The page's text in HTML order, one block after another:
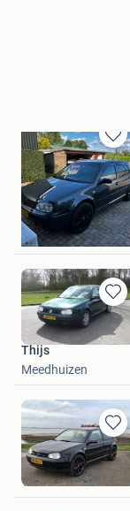
in
Mijn
Kees
Lunteren
in
Mijn
Thijs
Meedhuizen
in
Mijn
Koi karper man
Terneuzen